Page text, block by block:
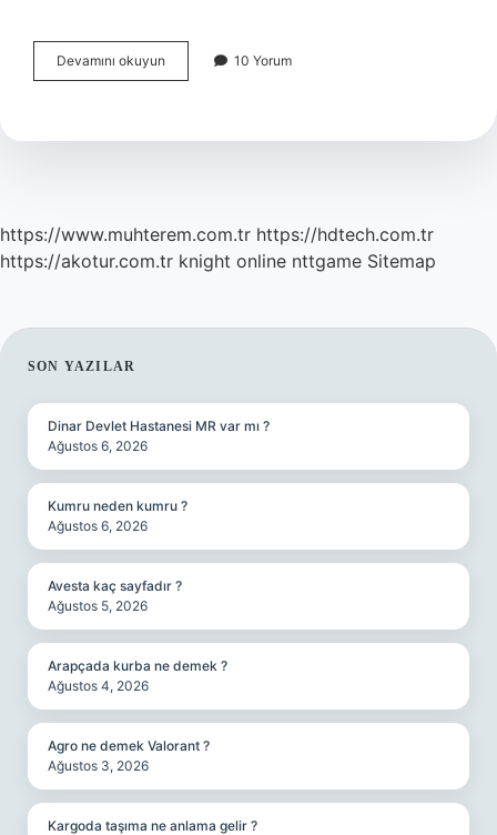
Devamını okuyun Başkatip
Ne
Alır
10 Yorum
https://www.muhterem.com.tr https://hdtech.com.tr
https://akotur.com.tr knight online nttgame Sitemap
SIDEBAR
SON YAZILAR
Dinar Devlet Hastanesi MR var mı ?
Ağustos 6, 2026
Kumru neden kumru ?
Ağustos 6, 2026
Avesta kaç sayfadır ?
Ağustos 5, 2026
Arapçada kurba ne demek ?
Ağustos 4, 2026
Agro ne demek Valorant ?
Ağustos 3, 2026
Kargoda taşıma ne anlama gelir ?